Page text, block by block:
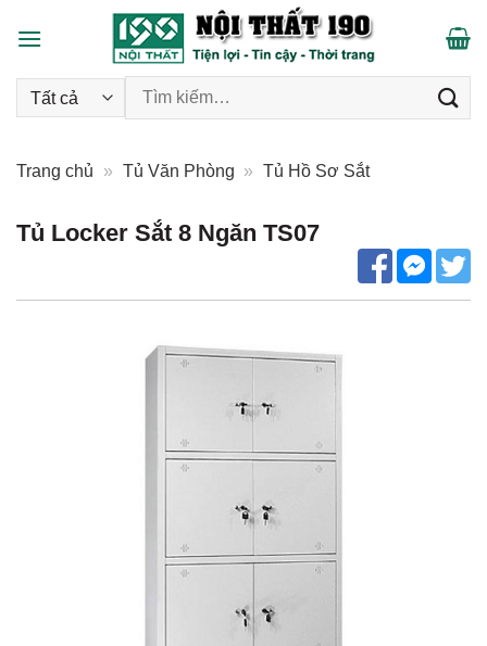
Tìm kiếm:
Trang chủ » Tủ Văn Phòng » Tủ Hồ Sơ Sắt
Tủ Locker Sắt 8 Ngăn TS07